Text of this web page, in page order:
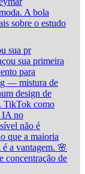
sua pr